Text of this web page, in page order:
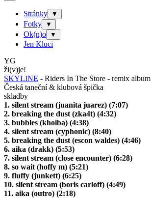
Stránky ▼
Fotky ▼
Ok(n)o ▼
Jen Kluci
YG
ži(v)je!
SKYLINE - Riders In The Store - remix album
Česká taneční & klubová špička
skladby
1. silent stream (juanita juarez) (7:07)
2. breaking the dust (zka4t) (4:32)
3. bubbles (khoiba) (4:38)
4. silent stream (cyphonic) (8:40)
5. breaking the dust (escon waldes) (4:46)
6. aika (drakk) (5:53)
7. silent stream (close encounter) (6:28)
8. so wait (hoffy m) (5:21)
9. fluffy (junkett) (6:25)
10. silent stream (boris carloff) (4:49)
11. aika (outro) (2:18)